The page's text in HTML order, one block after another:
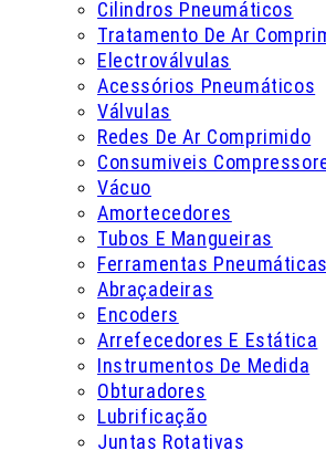
Cilindros Pneumáticos
Tratamento De Ar
Electroválvulas
Acessórios Pneumáticos
Válvulas
Redes De Ar Comprimido
Consumiveis
Vácuo
Amortecedores
Tubos E Mangueiras
Ferramentas Pneumáticas
Abraçadeiras
Encoders
Arrefecedores E Estática
Instrumentos De Medida
Obturadores
Lubrificação
Juntas Rotativas